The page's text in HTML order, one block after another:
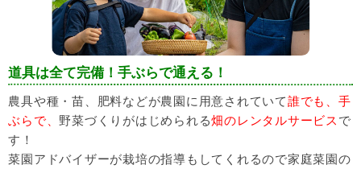
道具は全て完備！手ぶらで通える！
農具や種・苗、肥料などが農園に用意されていて誰でも、手
ぶらで、 野菜づくりがはじめられる畑のレンタルサービス で
す！
菜園アドバイザーが栽培の指導もしてくれるので家庭菜園の